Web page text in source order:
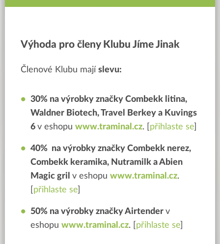
Výhoda pro členy Klubu Jíme Jinak
Členové Klubu mají slevu:
30% na výrobky značky Combekk litina,
Waldner Biotech, Travel Berkey a Kuvings
6 v eshopu www.traminal.cz. [ přihlaste se
40% na výrobky značky Combekk nerez,
Combekk keramika, Nutramilk a Abien
Magic gril v eshopu www.traminal.cz.
přihlaste se
50% na výrobky značky Airtender v
eshopu www.traminal.cz. [ přihlaste se